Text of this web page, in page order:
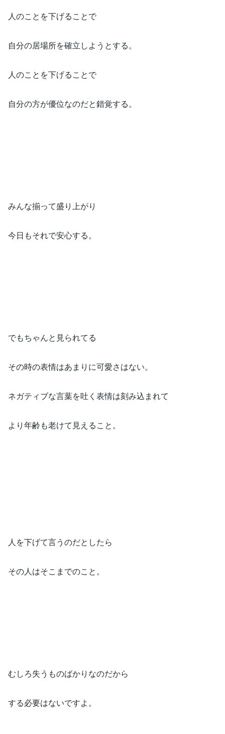
人のことを下げることで
自分の居場所を確立しようとする。
人のことを下げることで
自分の方が優位なのだと錯覚する。
みんな揃って盛り上がり
今日もそれで安心する。
でもちゃんと見られてる
その時の表情はあまりに可愛さはない。
ネガティブな言葉を吐く表情は刻み込まれて
より年齢も老けて見えること。
人を下げて言うのだとしたら
その人はそこまでのこと。
むしろ失うものばかりなのだから
する必要はないですよ。